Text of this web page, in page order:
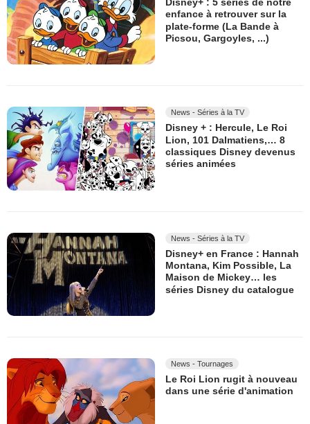
Disney+ : 5 séries de notre
enfance à retrouver sur la
plate-forme (La Bande à
Picsou, Gargoyles, ...)
News - Séries à la TV
Disney + : Hercule, Le Roi
Lion, 101 Dalmatiens,… 8
classiques Disney devenus
séries animées
News - Séries à la TV
Disney+ en France : Hannah
Montana, Kim Possible, La
Maison de Mickey… les
séries Disney du catalogue
News - Tournages
Le Roi Lion rugit à nouveau
dans une série d'animation